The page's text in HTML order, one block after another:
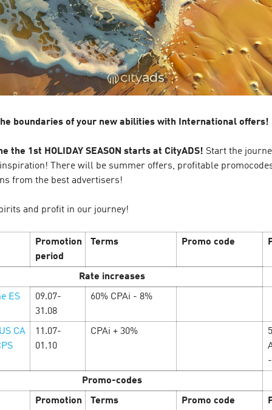
CÙNG CƠN
DOUBLE DAY! 🎉
sale cực đỉnh đã đến! 🔥
в
прекрасного
The week of
Cityads!5 March’25
In celebration of the most
and profitable promocodes.
LEARN MORE
Man’s week —
boundaries of your new abilities with International offers!
the 1st HOLIDAY SEASON starts at CityADS! Start the
There will be summer offers, profitable
from the best advertisers!
and profit in our journey!
Promotion
period
Terms Promo code
Rate increases
ES
09.07-
31.08
60% CPAi - 8%
CA
11.07-
01.10
CPAi + 30%
Promo-codes
Promotion
Terms Promo code